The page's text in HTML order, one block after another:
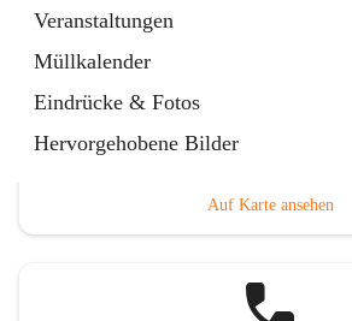
Veranstaltungen
Müllkalender
Eindrücke & Fotos
Hervorgehobene BilderHauptadresse
Auf Karte ansehen